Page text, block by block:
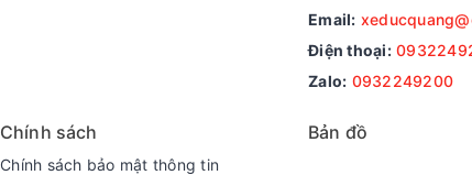
Email:
Điện thoại:
Zalo: 0932249200
Chính sách
Chính sách bảo mật thông tin
Bản đồ